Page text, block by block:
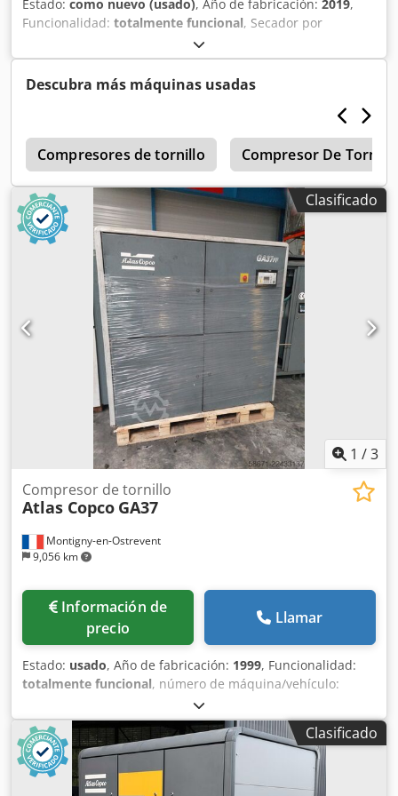
Estado: como nuevo (usado), Año de fabricación: 2019,
Funcionalidad: totalmente funcional, Secador por
refrigeración Atlas Copco FX6, usado 2,34 m³/min 14 bares
Codpjzrtbijfx Aa Eerf Año de fabricación: 2019
Descubra más máquinas usadas
Compresores de tornillo Compresor De Tornillo
Clasificado
1 /3
Montigny-en-Ostrevent
9,056 km
Compresor de tornillo
Atlas Copco GA37
Información de
precio
Llamar
Estado: usado, Año de fabricación: 1999, Funcionalidad:
totalmente funcional, número de máquina/vehículo:
37 kW (50.31 CV)
funcionamiento:7 bar, Equipamiento:compresor, placa
de características disponible, sistema de aire
comprimido, El compresor lubricado Atlas Copco GA37 es
una máquina potente y fiable, diseñada para ofrecer un
Clasificado